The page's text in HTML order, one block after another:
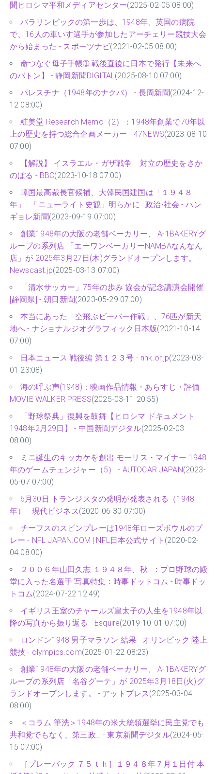
聞ヒロシマ平和メディアセンター(2025-02-05 08:00)
パラリンピックの第一歩は、1948年、英国の病院
で、16人の車いす選手が参加したアーチェリー競技大会
から始まった - スポーツナビ(2021-02-05 08:00)
命つなぐ母子手帳➀ 戦後直後に日本で発行【未来へ
のバトン】 - 静岡新聞DIGITAL(2025-08-10 07:00)
パレスチナ（1948年のナクバ） - 長周新聞(2024-12-
12 08:00)
粧美堂 Research Memo（2）：1948年創業で70年以
上の歴史を持つ総合企画メーカー - 47NEWS(2023-08-10
07:00)
【解説】 イスラエル・ガザ戦争 対立の歴史をさか
のぼる - BBC(2023-10-18 07:00)
韓国最高裁長官候補、大韓民国建国は「１９４８
年」…「ニューライト史観」明らかに : 政治•社会 - ハン
ギョレ新聞(2023-09-19 07:00)
創業1948年の大阪の老舗ベーカリー、 A-1BAKERYグ
ループの系列店 「エーワンベーカリーNAMBAなんなん
店」が 2025年3月27日(木)グランドオープンします。 -
Newscast.jp(2025-03-13 07:00)
「清水サッカー」75年の歩み 協会が記念講演会開催
[静岡県] - 朝日新聞(2023-05-29 07:00)
本当にあった「空飛ぶビーバー作戦」、76匹が新天
地へ - ナショナルジオグラフィック日本版(2021-10-14
07:00)
日本ニュース 戦後編 第１２３号 - nhk.or.jp(2023-03-
01 23:08)
海の呼ぶ声(1948)：映画作品情報・あらすじ・評価 -
MOVIE WALKER PRESS(2025-03-11 20:55)
「野球祭典」復興を鼓舞【ヒロシマ ドキュメント
1948年2月29日】 - 中国新聞デジタル(2025-02-03
08:00)
ミニ誕生のキッカケを創出 モーリス・マイナー 1948
年のゲームチェンジャー（5） - AUTOCAR JAPAN(2023-
05-07 07:00)
6月30日 トランジスタの発明が発表される（1948
年） - 現代ビジネス(2020-06-30 07:00)
チーフスのスピンプレーは1948年ローズボウルのプ
レー - NFL JAPAN.COM | NFL日本公式サイト (2020-02-
04 08:00)
２００６年山田久志 １９４８年、秋…：プロ野球の殿
堂に入った名選手 写真特集：時事ドットコム - 時事ドッ
トコム(2024-07-22 12:49)
イギリス王室のチャールズ皇太子の人生を1948年以
降の写真から振り返る - Esquire(2019-10-01 07:00)
ロンドン1948 男子マラソン 結果 - オリンピック 陸上
競技 - olympics.com(2025-01-22 08:23)
創業1948年の大阪の老舗ベーカリー、 A-1BAKERYグ
ループの系列店「名谷グーテ」が 2025年3月18日(火)グ
ランドオープンします。 - アットプレス(2025-03-04
08:00)
＜コラム 筆洗＞1948年の米大統領選挙に民主党でも
共和党でもなく、第三政… - 東京新聞デジタル(2024-05-
15 07:00)
［プレーバック ７５ｔｈ］１９４８年７月１日付 本